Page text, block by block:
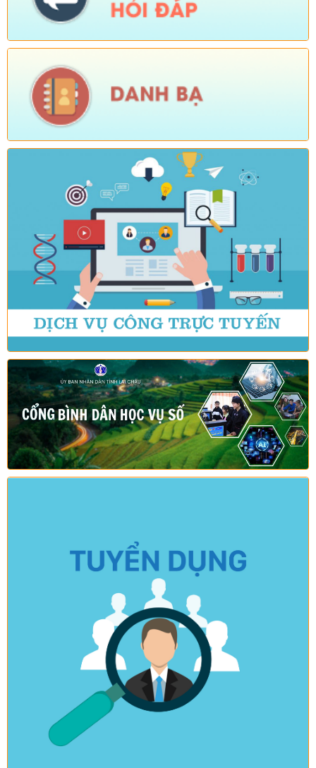
Ngày ban hành: (05/08/2026) -Ngày hiệu lực: (04/08/2026)
Tên:(KẾ HOẠCH Tổ chức Hội nghị tổng kết năm học 2025-
2026, triển khai nhiệm vụ năm học 2026-2027)
Ngày ban hành: (04/08/2026)